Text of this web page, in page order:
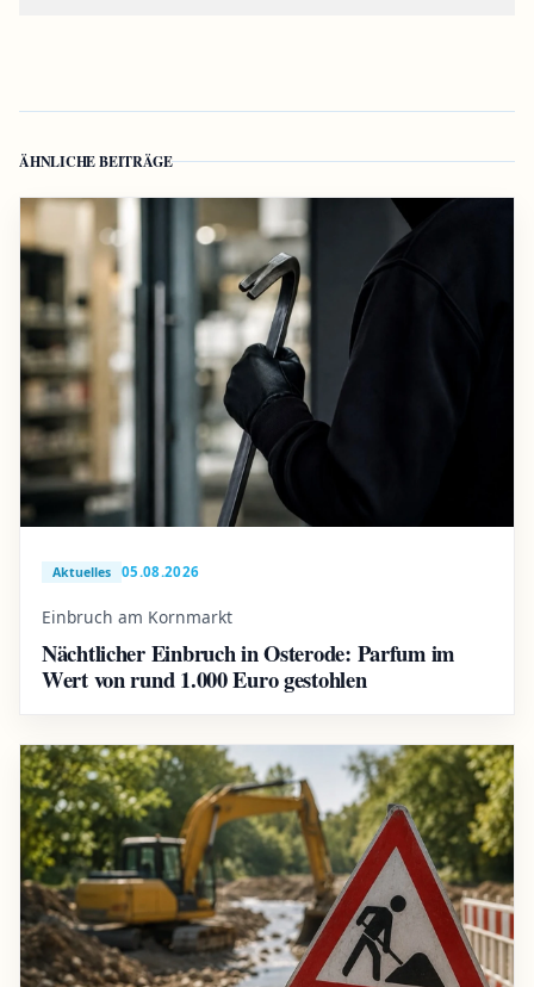
ÄHNLICHE BEITRÄGE
Aktuelles 05.08.2026
Einbruch am Kornmarkt
Nächtlicher Einbruch in Osterode: Parfum im
Wert von rund 1.000 Euro gestohlen